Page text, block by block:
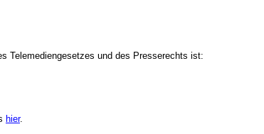
Telemediengesetzes und des Presserechts ist:
hier.